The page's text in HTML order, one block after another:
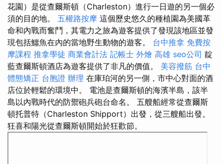
花園）是從查爾斯頓（Charleston）進行一日遊的另一個必
須的目的地。 五權路按摩 這個歷史悠久的種植園為美國革
命和內戰而奮鬥，其電力之旅為遊客提供了發現該地區並發
現包括鱷魚在內的當地野生動物的遊客。 台中推拿 免費按
摩課程 推拿學徒 商業會計法 記帳士 外燴 高雄 seo公司 靛
藍查爾斯頓酒店為遊客提供了非凡的價值。 美容撥筋 台中
體態矯正 台胞證 辦理 在庫珀河的另一側，市中心對面的酒
店位於輕鬆的環境中。 電池是查爾斯頓的海濱半島，該半
島以內戰時代的防禦砲兵砲台命名。 五艘船經常從查爾斯
頓托普特（Charleston Shipport）出發，從三艘船出發。
狂喜和陽光從查爾斯頓開始於狂歡節。